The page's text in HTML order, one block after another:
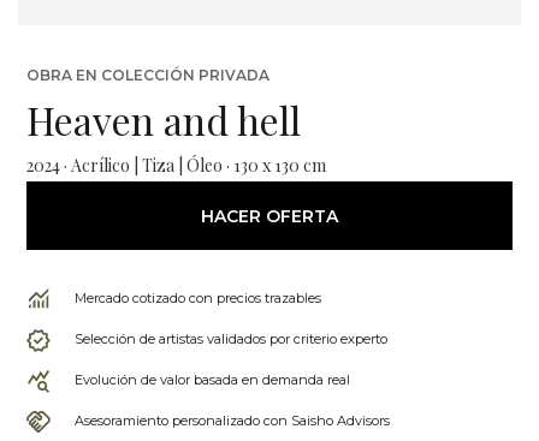
OBRA EN COLECCIÓN PRIVADA
Heaven and hell
2024 · Acrílico | Tiza | Óleo · 130 x 130 cm
HACER OFERTA
Mercado cotizado con precios trazables
Selección de artistas validados por criterio experto
Evolución de valor basada en demanda real
Asesoramiento personalizado con Saisho Advisors